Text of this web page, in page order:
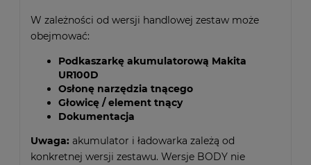
W zależności od wersji handlowej zestaw może
obejmować:
Podkaszarkę akumulatorową Makita
UR100D
Osłonę narzędzia tnącego
Głowicę / element tnący
Dokumentacja
Uwaga: akumulator i ładowarka zależą od
konkretnej wersji zestawu. Wersje BODY nie